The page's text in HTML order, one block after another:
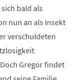
bald als
nun an als Insekt
verschuldeten
Gregor findet